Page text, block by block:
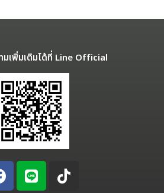
เพิ่มเติมได้ที่ Line Official